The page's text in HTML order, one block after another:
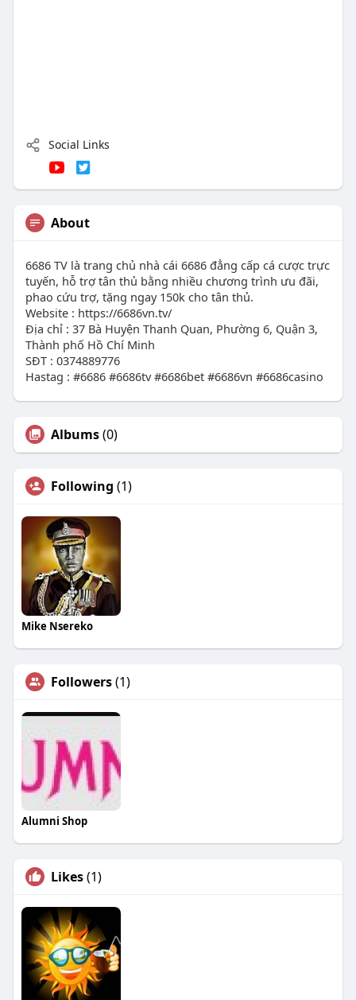
Social Links
About
6686 TV là trang chủ nhà cái 6686 đẳng cấp cá cược trực
tuyến, hỗ trợ tân thủ bằng nhiều chương trình ưu đãi,
phao cứu trợ, tặng ngay 150k cho tân thủ.
Website : https://6686vn.tv/
Địa chỉ : 37 Bà Huyện Thanh Quan, Phường 6, Quận 3,
Thành phố Hồ Chí Minh
SĐT : 0374889776
Hastag : #6686 #6686tv #6686bet #6686vn #6686casino
Albums(0)
Following (1)
Mike Nsereko
Followers(1)
Alumni Shop
Likes(1)